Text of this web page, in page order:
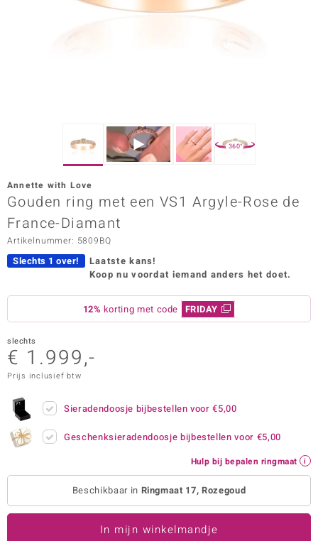
Vogue
360°
Annette with Love
Gouden ring met een VS1 Argyle-Rose de
France-Diamant
Artikelnummer: 5809BQ
Slechts 1 over!
Laatste kans!
Koop nu voordat iemand anders het doet.
12% korting met code FRIDAY
slechts
€ 1.999,-
Prijs inclusief btw
Sieradendoosje bijbestellen voor€5,00
Geschenksieradendoosje bijbestellen voor €5,00
Hulp bij bepalen ringmaat
Beschikbaar in Ringmaat 17, Rozegoud
In mijn winkelmandje